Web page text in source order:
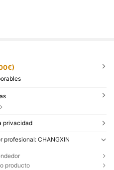
privacidad
profesional: CHANGXIN
producto